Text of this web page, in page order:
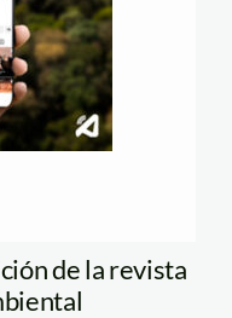
de la revista